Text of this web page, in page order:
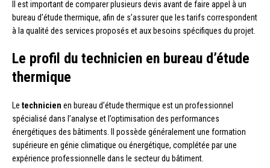
Il est important de comparer plusieurs devis avant de faire appel à un
bureau d’étude thermique, afin de s’assurer que les tarifs correspondent
à la qualité des services proposés et aux besoins spécifiques du projet.
Le profil du technicien en bureau d’étude
thermique
Le technicien en bureau d’étude thermique est un professionnel
spécialisé dans l’analyse et l’optimisation des performances
énergétiques des bâtiments. Il possède généralement une formation
supérieure en génie climatique ou énergétique, complétée par une
expérience professionnelle dans le secteur du bâtiment.